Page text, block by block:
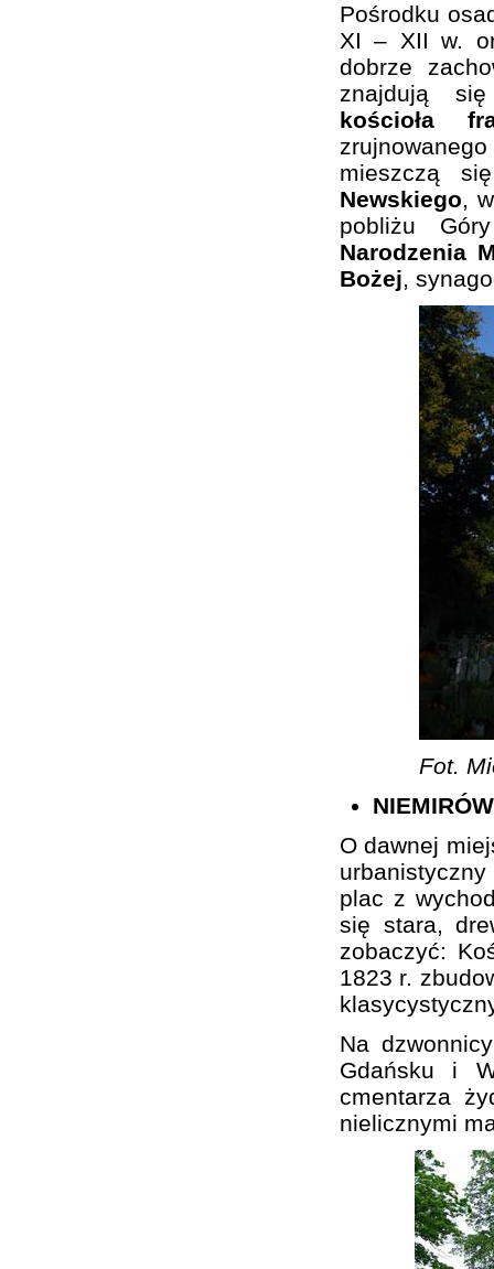
Pośrodku
XI – XII w.
dobrze
znajdują
kościoła
mieszczą
Newskiego,
pobliżu
Narodzenia
Bożej,
Fot.
NIEMIRÓW
O dawnej
plac z
się stara,
zobaczyć:
1823 r.
Na
Gdańsku i
cmentarza
nielicznymi